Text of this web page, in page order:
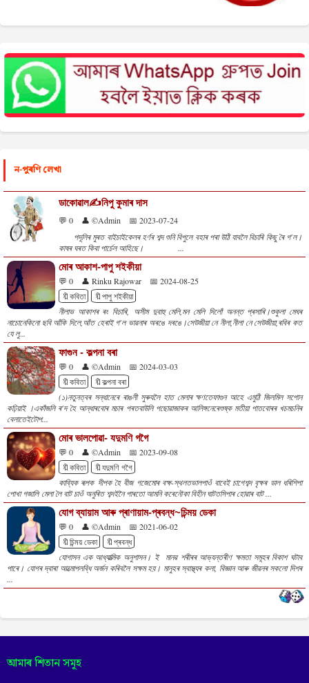
ন-পুৰণি লেখা
ডাকোৱাল✍️নিপু কুমাৰ দাস
💬 0 👤 ©Admin
📅 2023-07-24
পদূলিৰ মুৰত বাইচাইকেলৰ হৰ্ণৰ শব্দ শুনি বিপুলে বহাৰ পৰা উঠি যাবলৈ বিচাৰি কিছু ৰৈ গ'ল।
কাষৰ ঘৰত কিবা পাৰ্চেল আহিছে। ...
মোৰ আকাশ-পাপু শইকীয়া
💬 0 👤 Rinku Rajowar
📅 2024-08-25
🔖কবিতা
🔖পাপু শইকীয়া
নীলাভ আকাশৰ ৰং বিচাৰি, অসীম দুবাহু মেলি,মন মেলি দিলোঁ অনন্ত প্ৰসাৰি।শুকুলা মেঘৰ
নাচোনেকিনো ছবি আঁকি দিলে,আঁত হেৰাই গ'ল ভাৱনাৰ অৰঙে দৰঙে।সেউজীয়া নে নীলা,নীলা নে সেউজীয়া,ৰবিৰ কত
যে লু...
ফাগুন - কল্পনা বৰা
💬 0 👤 ©Admin
📅 2024-03-03
🔖কবিতা
🔖কল্পনা বৰা
(১)নতুনত্বৰ সন্ধানেৰে ৰাঙলী সুৰুযলৈ হাত মেলাৰ ক্ষণতেফাগুন আহে এমুঠি জিলমিল সপোন
কঢ়িয়াই ।একাঁজলি ৰ'দ হৈ আন্ধাৰবোৰ মচাৰ পৰতবাউলি পছোৱাজাকৰ আলিঙ্গনেৰেশুষ্ক মতীয়া পাতবোৰৰ খচমচনিৰ
বেলাতেইটোপ...
মোৰ ভালপোৱা- যদুমণি গগৈ
💬 0 👤 ©Admin
📅 2023-09-08
🔖কবিতা
🔖যদুমণি গগৈ
কাব্যিক ৰূপক দীপক হৈ বীজ গজেমোৰ বক্ষ-স্থলতভালপাওঁ বাবেই চাগেশব্দ বৃক্ষৰ ডাল ধৰিশিপা
পোখা গজালি মেলা লৈ বাট চাওঁ অনুৰিত শব্দইনৈ পাৰতো আমনি কৰেনৌকা বিহীন ঘাটতসিপাৰ হোৱাৰ বাট ...
যোগ ব্যায়াম আৰু প্ৰাণায়াম-প্ৰবন্ধ~চিন্ময় ডেকা
💬 0 👤 ©Admin
📅 2021-06-02
🔖চিন্ময় ডেকা
🔖প্ৰবন্ধ
যোগাসন এক আধ্যাত্মিক অনুশাসন। ই মানৱ শৰীৰৰ আভ্যন্তৰীণ ক্ষমতা সমূহৰ বিকাশ ঘটাব
পাৰে। যোগৰ দ্বাৰা আত্মোপলব্ধি অৰ্জন কৰিবলৈ সক্ষম হয়। মানুহৰ স্বাস্থ্যৰ কলা, বিজ্ঞান আৰু জীৱনৰ সকলো দিশৰ
...
আমাৰ শিতান সমূহ